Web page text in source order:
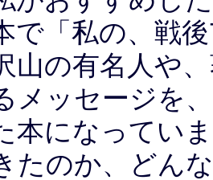
で「私の、戦
山の有名人や
メッセージを
本になってい
たのか、どん